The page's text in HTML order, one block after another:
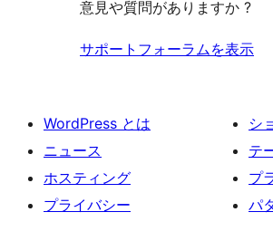
意見や質問がありますか ?
サポートフォーラムを表示
WordPress とは
ニュース
ホスティング
プライバシー
シ
テ
プ
パ